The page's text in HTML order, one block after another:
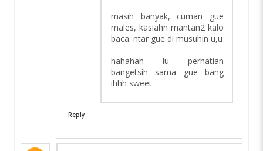
masih banyak, cuman gue
males, kasiahn mantan2 kalo
baca. ntar gue di musuhin u,u
hahahah lu perhatian
bangetsih sama gue bang
ihhh sweet
Reply